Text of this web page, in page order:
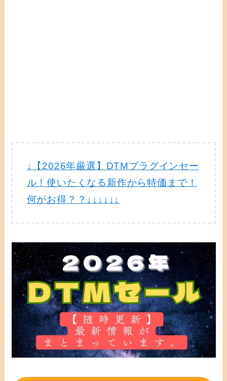
↓【2026年厳選】DTMプラグインセー
ル！使いたくなる新作から特価まで！
何がお得？？↓↓↓↓↓↓